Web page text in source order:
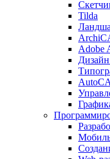
Tilda
Adobe